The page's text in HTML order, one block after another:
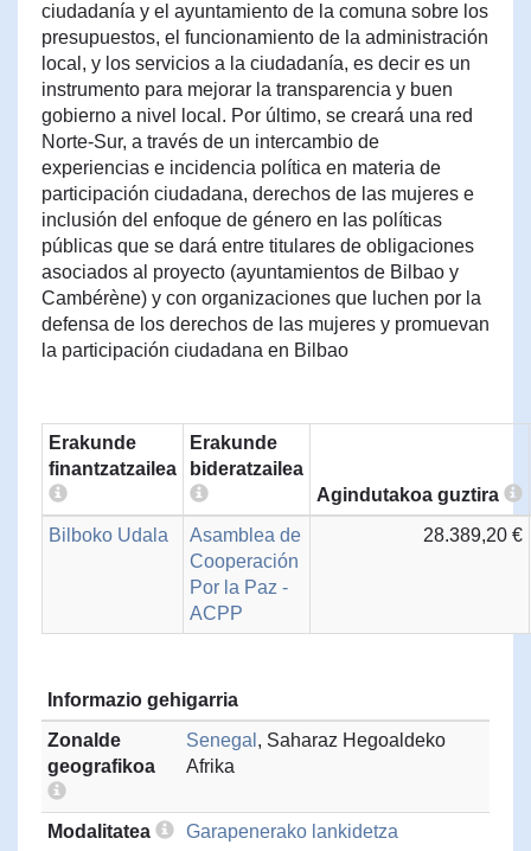
ciudadanía y el ayuntamiento de la comuna sobre los
presupuestos, el funcionamiento de la administración
local, y los servicios a la ciudadanía, es decir es un
instrumento para mejorar la transparencia y buen
gobierno a nivel local. Por último, se creará una red
Norte-Sur, a través de un intercambio de
experiencias e incidencia política en materia de
participación ciudadana, derechos de las mujeres e
inclusión del enfoque de género en las políticas
públicas que se dará entre titulares de obligaciones
asociados al proyecto (ayuntamientos de Bilbao y
Cambérène) y con organizaciones que luchen por la
defensa de los derechos de las mujeres y promuevan
la participación ciudadana en Bilbao
Erakunde
finantzatzailea
Erakunde
bideratzailea
Agindutakoa guztira
Bilboko Udala
Asamblea de
Cooperación
Por la Paz -
ACPP
28.389,20 €
Informazio gehigarria
Zonalde
geografikoa
Senegal , Saharaz Hegoaldeko
Afrika
Modalitatea
Garapenerako lankidetza